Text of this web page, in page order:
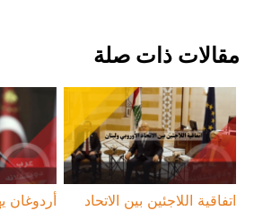
مقالات ذات صلة
اتفاقية اللاجئين بين الاتحاد